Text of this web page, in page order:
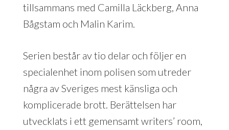
tillsammans med Camilla Läckberg, Anna
Bågstam och Malin Karim.
Serien består av tio delar och följer en
specialenhet inom polisen som utreder
några av Sveriges mest känsliga och
komplicerade brott. Berättelsen har
utvecklats i ett gemensamt writers’ room,